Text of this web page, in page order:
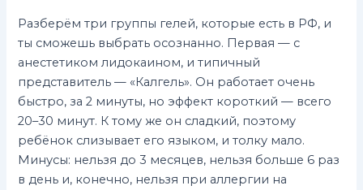
Разберём три группы гелей, которые есть в РФ, и
ты сможешь выбрать осознанно. Первая — с
анестетиком лидокаином, и типичный
представитель — «Калгель». Он работает очень
быстро, за 2 минуты, но эффект короткий — всего
20–30 минут. К тому же он сладкий, поэтому
ребёнок слизывает его языком, и толку мало.
Минусы: нельзя до 3 месяцев, нельзя больше 6 раз
в день и, конечно, нельзя при аллергии на